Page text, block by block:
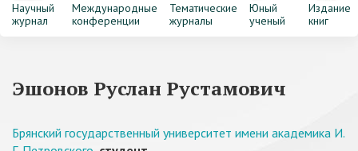
Научный
журнал
Международные
конференции
Тематические
журналы
Юный
ученый
Издание
книг
Эшонов Руслан Рустамович
Брянский государственный университет имени академика И.